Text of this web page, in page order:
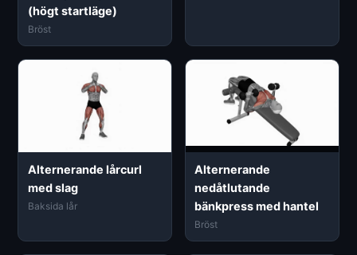
(högt startläge)
Bröst
Alternerande lårcurl
med slag
Baksida lår
Alternerande
nedåtlutande
bänkpress med hantel
Bröst